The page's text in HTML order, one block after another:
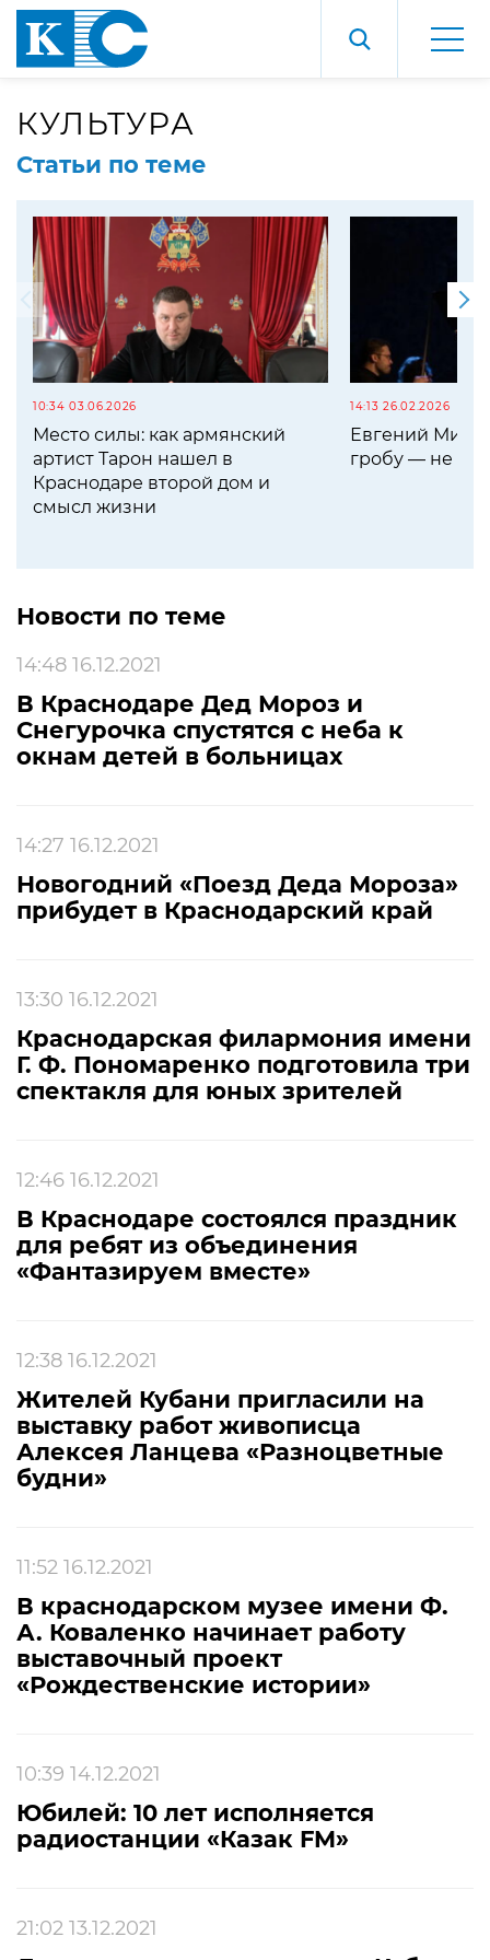
КУЛЬТУРА
Статьи по теме
10:34 03.06.2026
Место силы: как армянский
артист Тарон нашел в
Краснодаре второй дом и
смысл жизни
14:13 26.02.2026
Евгений
гробу — не
Новости по теме
14:48 16.12.2021
В Краснодаре Дед Мороз и
Снегурочка спустятся с неба к
окнам детей в больницах
14:27 16.12.2021
Новогодний «Поезд Деда Мороза»
прибудет в Краснодарский край
13:30 16.12.2021
Краснодарская филармония имени
Г. Ф. Пономаренко подготовила три
спектакля для юных зрителей
12:46 16.12.2021
В Краснодаре состоялся праздник
для ребят из объединения
«Фантазируем вместе»
12:38 16.12.2021
Жителей Кубани пригласили на
выставку работ живописца
Алексея Ланцева «Разноцветные
будни»
11:52 16.12.2021
В краснодарском музее имени Ф.
А. Коваленко начинает работу
выставочный проект
«Рождественские истории»
10:39 14.12.2021
Юбилей: 10 лет исполняется
радиостанции «Казак FM»
21:02 13.12.2021